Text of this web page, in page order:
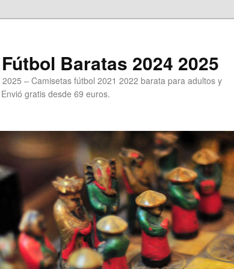
Baratas 2024 2025
– Camisetas fútbol 2021 2022 barata para adultos y
gratis desde 69 euros.